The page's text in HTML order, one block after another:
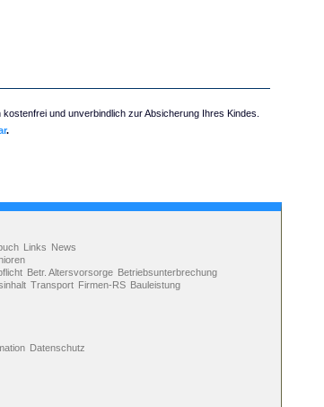
und unverbindlich zur Absicherung Ihres Kindes.
.
Links News
Betr. Altersvorsorge Betriebsunterbrechung
Transport Firmen-RS Bauleistung
Datenschutz